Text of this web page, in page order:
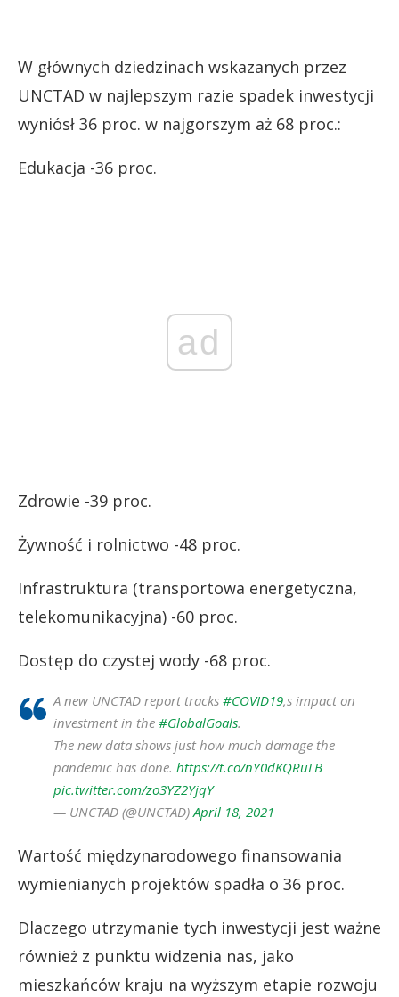
W głównych dziedzinach wskazanych przez
UNCTAD w najlepszym razie spadek inwestycji
wyniósł 36 proc. w najgorszym aż 68 proc.:
Edukacja -36 proc.
ad
Zdrowie -39 proc.
Żywność i rolnictwo -48 proc.
Infrastruktura (transportowa energetyczna,
telekomunikacyjna) -60 proc.
Dostęp do czystej wody -68 proc.
A new UNCTAD report tracks #COVID19‚s impact on
investment in the #GlobalGoals.
The new data shows just how much damage the
pandemic has done. https://t.co/nY0dKQRuLB
pic.twitter.com/zo3YZ2YjqY
— UNCTAD (@UNCTAD)April 18, 2021
Wartość międzynarodowego finansowania
wymienianych projektów spadła o 36 proc.
Dlaczego utrzymanie tych inwestycji jest ważne
również z punktu widzenia nas, jako
mieszkańców kraju na wyższym etapie rozwoju